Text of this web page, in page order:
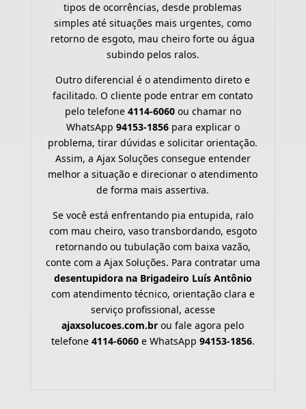
tipos de ocorrências, desde problemas
simples até situações mais urgentes, como
retorno de esgoto, mau cheiro forte ou água
subindo pelos ralos.
Outro diferencial é o atendimento direto e
facilitado. O cliente pode entrar em contato
pelo telefone 4114-6060ou chamar no
WhatsApp 94153-1856para explicar o
problema, tirar dúvidas e solicitar orientação.
Assim, a Ajax Soluções consegue entender
melhor a situação e direcionar o atendimento
de forma mais assertiva.
Se você está enfrentando pia entupida, ralo
com mau cheiro, vaso transbordando, esgoto
retornando ou tubulação com baixa vazão,
conte com a Ajax Soluções. Para contratar uma
desentupidora na Brigadeiro Luís Antônio
com atendimento técnico, orientação clara e
serviço profissional, acesse
ajaxsolucoes.com.br ou fale agora pelo
telefone 4114-6060e WhatsApp 94153-1856.